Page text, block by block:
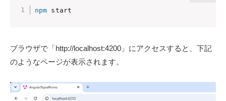
npm start
ブラウザで「http://localhost:4200」にアクセスすると、下記
のようなページが表示されます。